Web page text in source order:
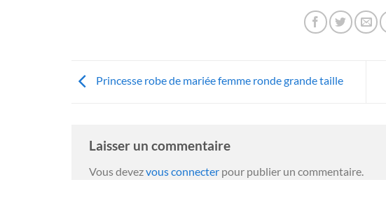
Princesse robe de mariée femme ronde grande taille
Laisser un commentaire
Vous devezvous connecter pour publier un commentaire.